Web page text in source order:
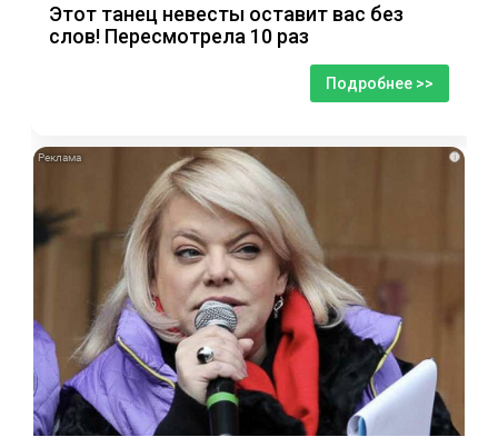
Этот танец невесты оставит вас без
слов! Пересмотрела 10 раз
Подробнее >>
i